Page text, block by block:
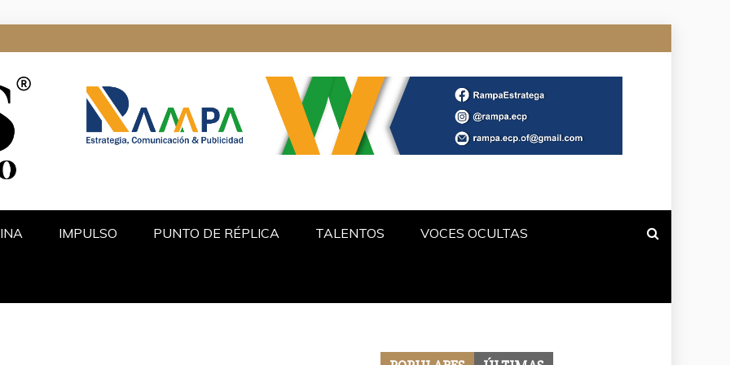
IMPULSO PUNTO DE RÉPLICA TALENTOS VOCES OCULTAS